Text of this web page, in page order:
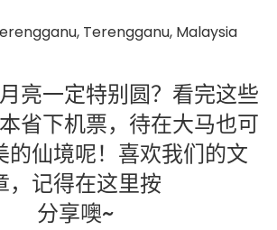
Terengganu, Malaysia
亮一定特别圆？看完这些
省下机票，待在大马也可
的仙境呢！喜欢我们的文
，记得在这里按
分享噢~